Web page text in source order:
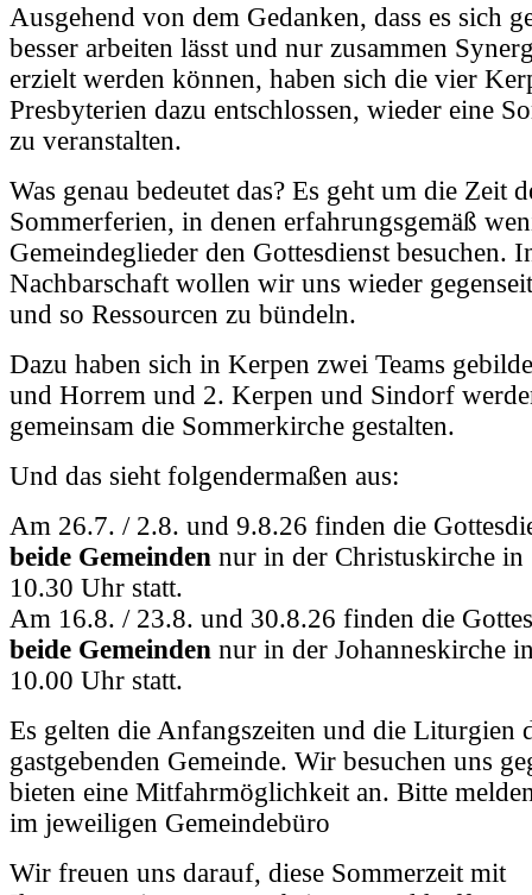
Ausgehend von dem Gedanken, dass es sich
besser arbeiten lässt und nur zusammen
erzielt werden können, haben sich die vier
Presbyterien dazu entschlossen, wieder eine
zu veranstalten.
Was genau bedeutet das? Es geht um die Zeit
Sommerferien, in denen erfahrungsgemäß
Gemeindeglieder den Gottesdienst besuchen.
Nachbarschaft wollen wir uns wieder
und so Ressourcen zu bündeln.
Dazu haben sich in Kerpen zwei Teams
und Horrem und 2. Kerpen und Sindorf
gemeinsam die Sommerkirche gestalten.
Und das sieht folgendermaßen aus:
Am 26.7. / 2.8. und 9.8.26 finden die
beide Gemeinden nur in der Christuskirche
10.30 Uhr statt.
Am 16.8. / 23.8. und 30.8.26 finden die
beide Gemeinden nur in der Johanneskirche
10.00 Uhr statt.
Es gelten die Anfangszeiten und die Liturgien
gastgebenden Gemeinde. Wir besuchen uns
bieten eine Mitfahrmöglichkeit an. Bitte
im jeweiligen Gemeindebüro
Wir freuen uns darauf, diese Sommerzeit mit